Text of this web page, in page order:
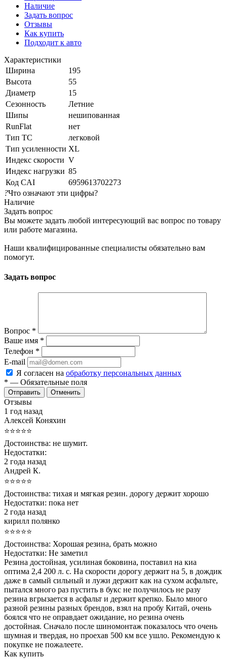
Наличие
Задать вопрос
Отзывы
Как купить
Подходит к авто
Характеристики
Ширина
195
Высота
55
Диаметр
15
Сезонность
Летние
Шипы
нешипованная
RunFlat
нет
Тип ТС
легковой
Тип усиленности XL
Индекс скорости V
Индекс нагрузки 85
Код CAI
6959613702273
?Что означают эти цифры?
Наличие
Задать вопрос
Вы можете задать любой интересующий вас вопрос по товару
или работе магазина.
Наши квалифицированные специалисты обязательно вам
помогут.
Задать вопрос
Вопрос *
Ваше имя *
Телефон *
E-mail
Я согласен на обработку персональных данных
* — Обязательные поля
Отменить
Отзывы
1 год назад
Алексей Коняхин
⭐⭐⭐⭐⭐
Достоинства: не шумит.
Недостатки:
2 года назад
Андрей К.
⭐⭐⭐⭐⭐
Достоинства: тихая и мягкая резин. дорогу держит хорошо
Недостатки: пока нет
2 года назад
кирилл полянко
⭐⭐⭐⭐⭐
Достоинства: Хорошая резина, брать можно
Недостатки: Не заметил
Резина достойная, усилиная боковина, поставил на киа
оптима 2,4 200 л. с. На скорости дорогу держит на 5, в дождик
даже в самый сильный и лужи держит как на сухом асфальте,
пытался много раз пустить в букс не получилось не разу
резина вгрызается в асфальт и держит крепко. Было много
разной резины разных брендов, взял на пробу Китай, очень
боялся что не оправдает ожидание, но резина очень
достойная. Сначало после шиномонтаж показалось что очень
шумная и твердая, но проехав 500 км все ушло. Рекомендую к
покупке не пожалеете.
Как купить